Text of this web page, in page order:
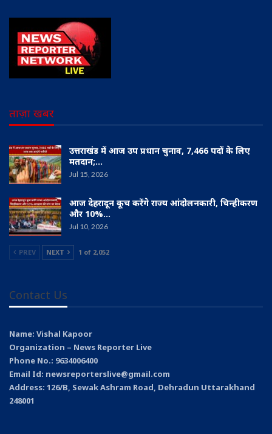
ताज़ा खबर
उत्तराखंड में आज उप प्रधान चुनाव, 7,466 पदों के लिए
मतदान;…
Jul 15, 2026
आज देहरादून कूच करेंगे राज्य आंदोलनकारी, चिन्हीकरण
और 10%…
Jul 10, 2026
PREV NEXT 1 of 2,052
Contact Us
Name: Vishal Kapoor
Organization – News Reporter Live
Phone No.: 9634006400
Email Id: newsreporterslive@gmail.com
Address: 126/B, Sewak Ashram Road, Dehradun Uttarakhand
248001